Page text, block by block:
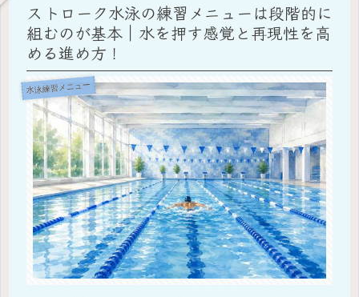
ストローク水泳の練習メニューは段階的に
組むのが基本｜水を押す感覚と再現性を高
める進め方！
水泳練習メニュー